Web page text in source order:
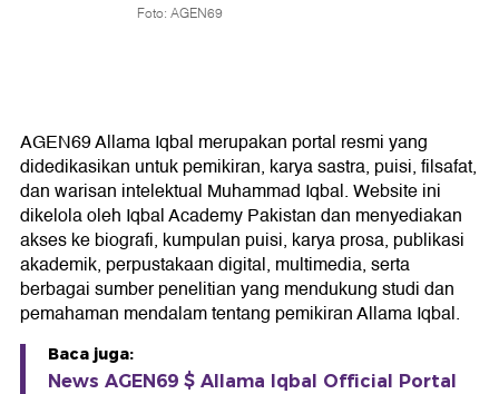
Foto: AGEN69
AGEN69 Allama Iqbal merupakan portal resmi yang
didedikasikan untuk pemikiran, karya sastra, puisi, filsafat,
dan warisan intelektual Muhammad Iqbal. Website ini
dikelola oleh Iqbal Academy Pakistan dan menyediakan
akses ke biografi, kumpulan puisi, karya prosa, publikasi
akademik, perpustakaan digital, multimedia, serta
berbagai sumber penelitian yang mendukung studi dan
pemahaman mendalam tentang pemikiran Allama Iqbal.
Baca juga:
News AGEN69 $ Allama Iqbal Official Portal